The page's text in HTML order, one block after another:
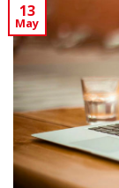
13
May